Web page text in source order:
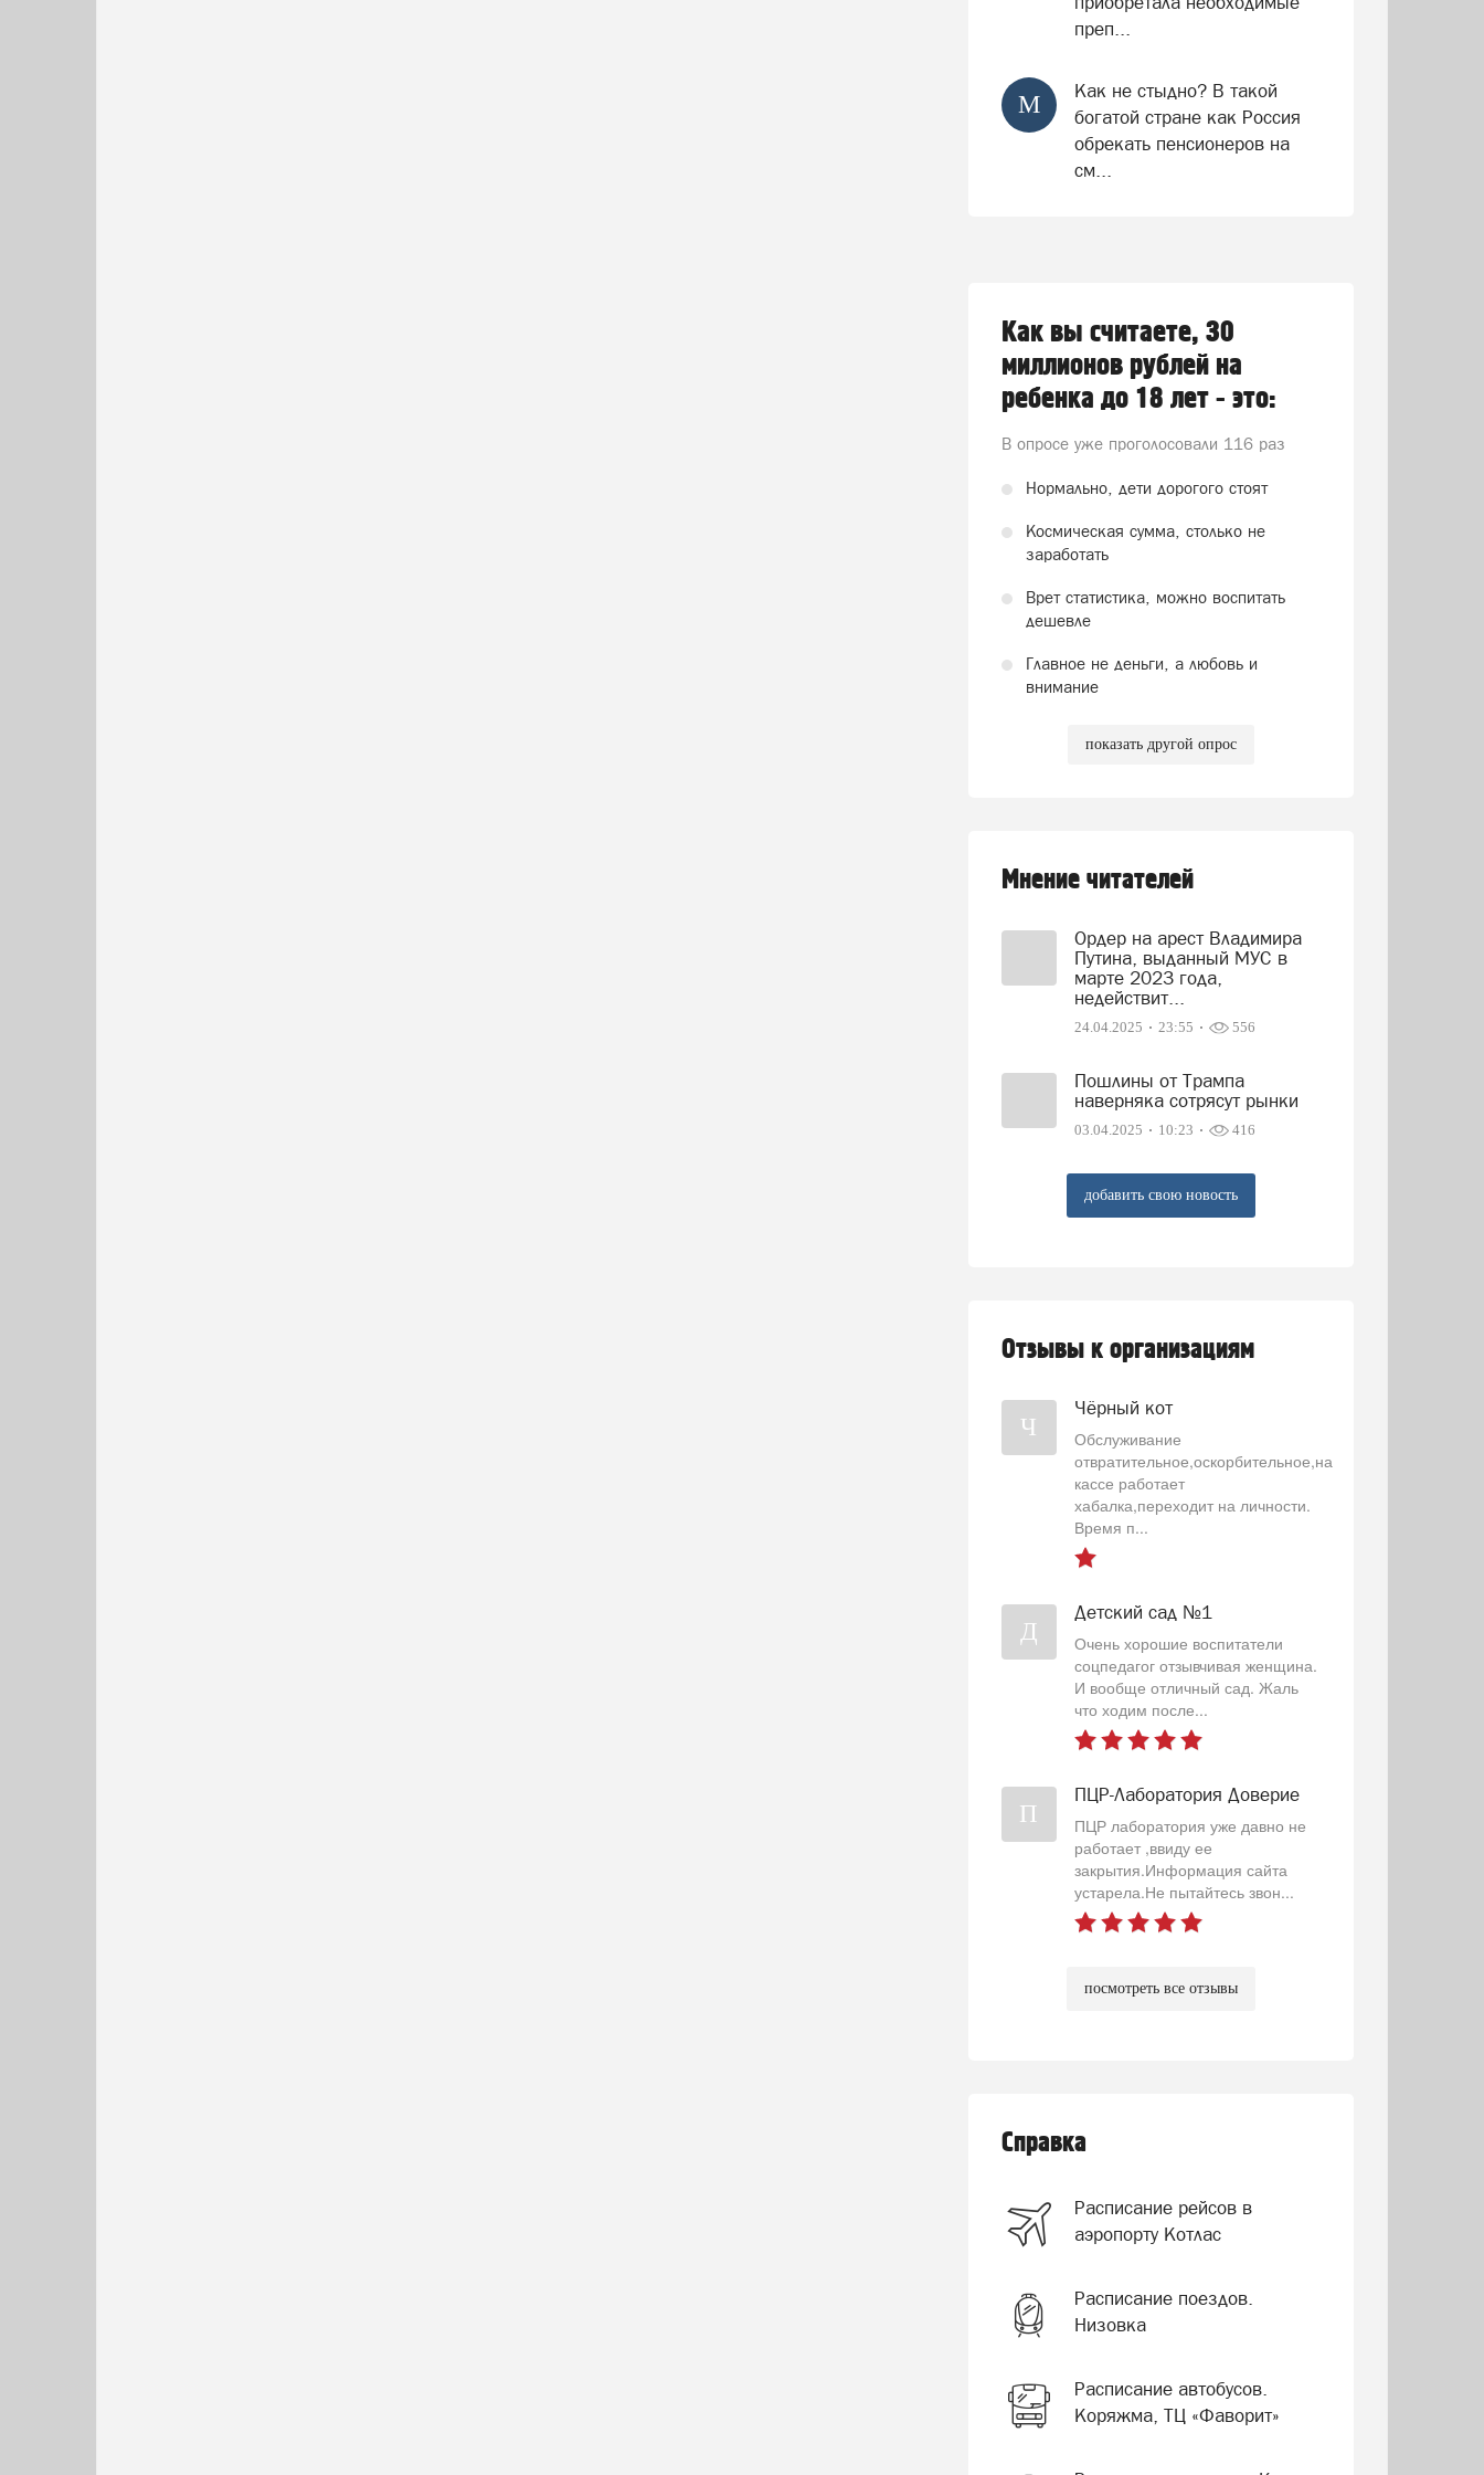
преп...
М
Как не стыдно? В такой
богатой стране как Россия
обрекать пенсионеров на
см...
Как вы считаете, 30
миллионов рублей на
ребенка до 18 лет - это:
В опросе уже проголосовали 116 раз
Нормально, дети дорогого стоят
Космическая сумма, столько не
заработать
Врет статистика, можно воспитать
дешевле
Главное не деньги, а любовь и
внимание
показать другой опрос
Мнение читателей
Ордер на арест Владимира
Путина, выданный МУС в
марте 2023 года,
недействит...
24.04.2025 23:55 556
Пошлины от Трампа
наверняка сотрясут рынки
03.04.2025 10:23 416
добавить свою новость
Отзывы к организациям
Ч
Чёрный кот
Обслуживание
отвратительное,оскорбительное,на
кассе работает
хабалка,переходит на личности.
Время п...
Д
Детский сад №1
Очень хорошие воспитатели
соцпедагог отзывчивая женщина.
И вообще отличный сад. Жаль
что ходим после...
П
ПЦР-Лаборатория Доверие
ПЦР лаборатория уже давно не
работает ,ввиду ее
закрытия.Информация сайта
устарела.Не пытайтесь звон...
посмотреть все отзывы
Справка
Расписание рейсов в
аэропорту Котлас
Расписание поездов.
Низовка
Расписание автобусов.
Коряжма, ТЦ «Фаворит»